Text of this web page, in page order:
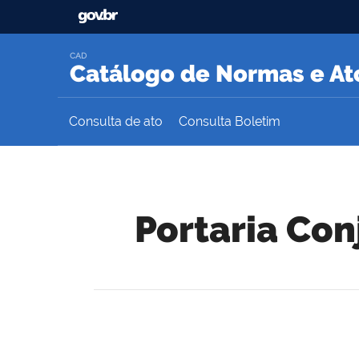
Catálogo de Normas e
CAD
Consulta de ato Consulta Boletim
Portaria